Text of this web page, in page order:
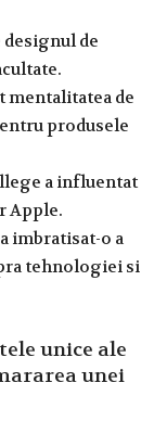
designul de
mentalitatea de
produsele
a influentat
Apple.
imbratisat-o a
tehnologiei si
unice ale
unei